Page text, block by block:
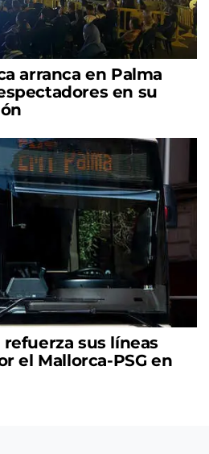
arranca en Palma
en su
refuerza sus líneas
el Mallorca-PSG en